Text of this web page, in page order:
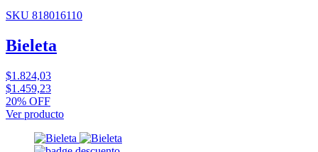
SKU 818016110
Bieleta
$1.824,03
$1.459,23
20% OFF
Ver producto